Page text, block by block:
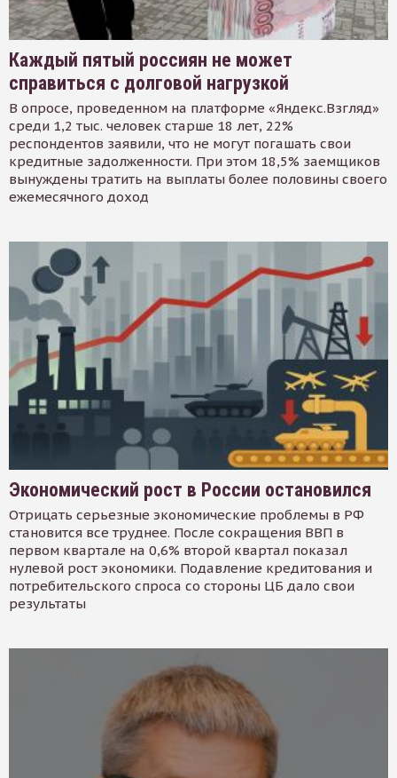
Каждый пятый россиян не может
справиться с долговой нагрузкой
В опросе, проведенном на платформе «Яндекс.Взгляд»
среди 1,2 тыс. человек старше 18 лет, 22%
респондентов заявили, что не могут погашать свои
кредитные задолженности. При этом 18,5% заемщиков
вынуждены тратить на выплаты более половины своего
ежемесячного доход
Экономический рост в России остановился
Отрицать серьезные экономические проблемы в РФ
становится все труднее. После сокращения ВВП в
первом квартале на 0,6% второй квартал показал
нулевой рост экономики. Подавление кредитования и
потребительского спроса со стороны ЦБ дало свои
результаты